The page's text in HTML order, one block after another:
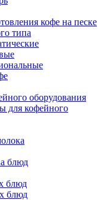
кофе на песке
типа
оборудования
для кофейного
блюд
блюд
блюд